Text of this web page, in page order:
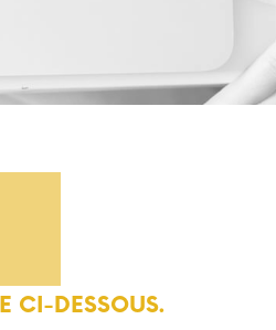
CI-DESSOUS.